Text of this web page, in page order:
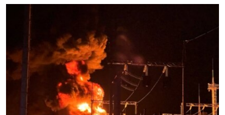
пошуку
ІНТЕРВ'Ю
СПЕЦПРОЕКТИ
ДЕПОРТАЦІЯ
ВІДЕОУРОКИ «ELIFBE»
СВІДЧЕННЯ ОКУПАЦІЇ
ЯК ОБІЙТИ БЛОКУВАННЯ
Русский
Qırımtatar